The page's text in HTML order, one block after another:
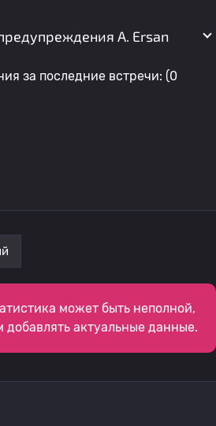
A. Ersan
за последние встречи: (0
может быть неполной,
актуальные данные.